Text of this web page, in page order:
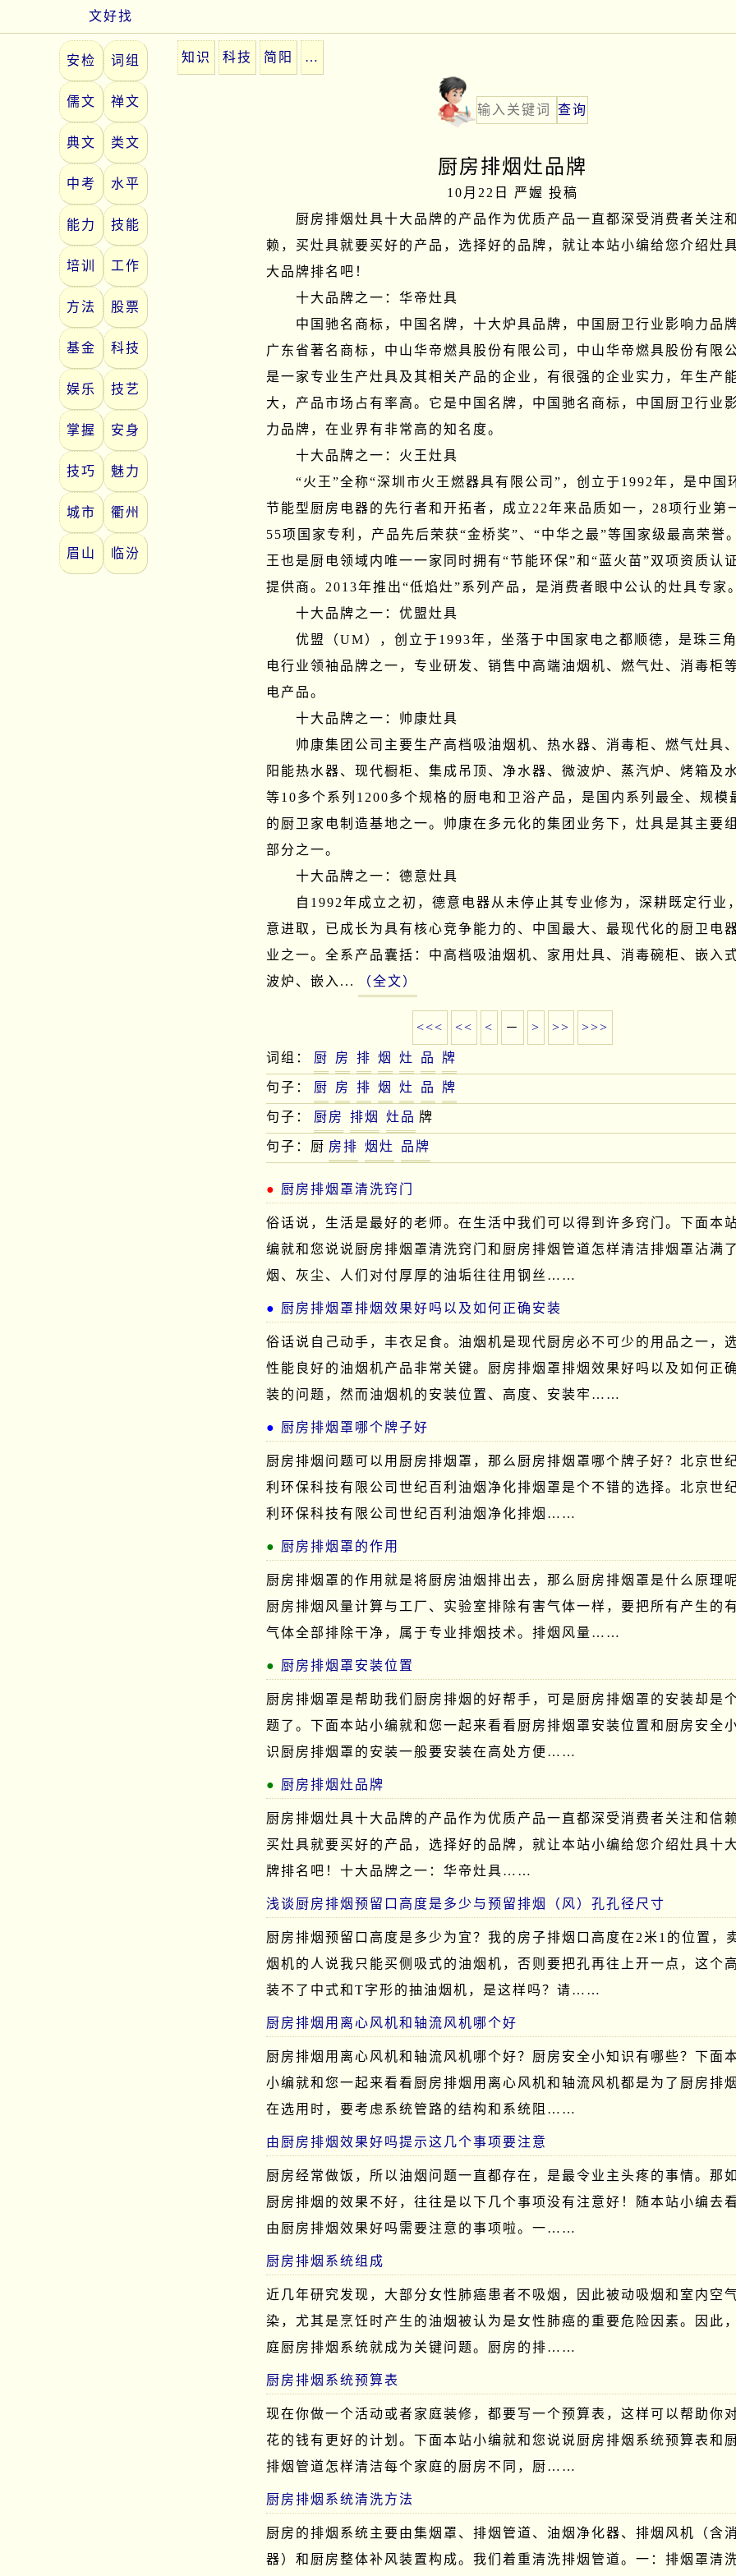
文好找
安检 词组
儒文 禅文
典文 类文
中考 水平
能力 技能
培训 工作
方法 股票
基金 科技
娱乐 技艺
掌握 安身
技巧 魅力
城市 衢州
眉山 临汾
知识 科技 简阳 …
厨房排烟灶品牌
10月22日 严媉 投稿
厨房排烟灶具十大品牌的产品作为优质产品一直都深受消费者关注
赖，买灶具就要买好的产品，选择好的品牌，就让本站小编给您介绍灶
大品牌排名吧！
十大品牌之一：华帝灶具
中国驰名商标，中国名牌，十大炉具品牌，中国厨卫行业影响力品牌
广东省著名商标，中山华帝燃具股份有限公司，中山华帝燃具股份有限
是一家专业生产灶具及其相关产品的企业，有很强的企业实力，年生产
大，产品市场占有率高。它是中国名牌，中国驰名商标，中国厨卫行业
力品牌，在业界有非常高的知名度。
十大品牌之一：火王灶具
“火王”全称“深圳市火王燃器具有限公司”，创立于1992年，是中国
节能型厨房电器的先行者和开拓者，成立22年来品质如一，28项行业第
55项国家专利，产品先后荣获“金桥奖”、“中华之最”等国家级最高荣誉
王也是厨电领域内唯一一家同时拥有“节能环保”和“蓝火苗”双项资质认
提供商。2013年推出“低焰灶”系列产品，是消费者眼中公认的灶具专家。
十大品牌之一：优盟灶具
优盟（UM），创立于1993年，坐落于中国家电之都顺德，是珠三
电行业领袖品牌之一，专业研发、销售中高端油烟机、燃气灶、消毒柜
电产品。
十大品牌之一：帅康灶具
帅康集团公司主要生产高档吸油烟机、热水器、消毒柜、燃气灶具
阳能热水器、现代橱柜、集成吊顶、净水器、微波炉、蒸汽炉、烤箱及
等10多个系列1200多个规格的厨电和卫浴产品，是国内系列最全、规模
的厨卫家电制造基地之一。帅康在多元化的集团业务下，灶具是其主要
部分之一。
十大品牌之一：德意灶具
自1992年成立之初，德意电器从未停止其专业修为，深耕既定行业
意进取，已成长为具有核心竞争能力的、中国最大、最现代化的厨卫电
业之一。全系产品囊括：中高档吸油烟机、家用灶具、消毒碗柜、嵌入
波炉、嵌入...
（全文）
<<< << < － > >> >>>
词组： 厨 房 排 烟 灶 品 牌
句子： 厨 房 排 烟 灶 品 牌
句子： 厨房 排烟 灶品 牌
句子：厨 房排 烟灶 品牌
厨房排烟罩清洗窍门
俗话说，生活是最好的老师。在生活中我们可以得到许多窍门。下面本
编就和您说说厨房排烟罩清洗窍门和厨房排烟管道怎样清洁排烟罩沾满
烟、灰尘、人们对付厚厚的油垢往往用钢丝……
厨房排烟罩排烟效果好吗以及如何正确安装
俗话说自己动手，丰衣足食。油烟机是现代厨房必不可少的用品之一，
性能良好的油烟机产品非常关键。厨房排烟罩排烟效果好吗以及如何正
装的问题，然而油烟机的安装位置、高度、安装牢……
厨房排烟罩哪个牌子好
厨房排烟问题可以用厨房排烟罩，那么厨房排烟罩哪个牌子好？北京世
利环保科技有限公司世纪百利油烟净化排烟罩是个不错的选择。北京世
利环保科技有限公司世纪百利油烟净化排烟……
厨房排烟罩的作用
厨房排烟罩的作用就是将厨房油烟排出去，那么厨房排烟罩是什么原理呢
厨房排烟风量计算与工厂、实验室排除有害气体一样，要把所有产生的
气体全部排除干净，属于专业排烟技术。排烟风量……
厨房排烟罩安装位置
厨房排烟罩是帮助我们厨房排烟的好帮手，可是厨房排烟罩的安装却是
题了。下面本站小编就和您一起来看看厨房排烟罩安装位置和厨房安全
识厨房排烟罩的安装一般要安装在高处方便……
厨房排烟灶品牌
厨房排烟灶具十大品牌的产品作为优质产品一直都深受消费者关注和信赖
买灶具就要买好的产品，选择好的品牌，就让本站小编给您介绍灶具十
牌排名吧！十大品牌之一：华帝灶具……
浅谈厨房排烟预留口高度是多少与预留排烟（风）孔孔径尺寸
厨房排烟预留口高度是多少为宜？我的房子排烟口高度在2米1的位置，
烟机的人说我只能买侧吸式的油烟机，否则要把孔再往上开一点，这个
装不了中式和T字形的抽油烟机，是这样吗？请……
厨房排烟用离心风机和轴流风机哪个好
厨房排烟用离心风机和轴流风机哪个好？厨房安全小知识有哪些？下面
小编就和您一起来看看厨房排烟用离心风机和轴流风机都是为了厨房排烟
在选用时，要考虑系统管路的结构和系统阻……
由厨房排烟效果好吗提示这几个事项要注意
厨房经常做饭，所以油烟问题一直都存在，是最令业主头疼的事情。那
厨房排烟的效果不好，往往是以下几个事项没有注意好！随本站小编去
由厨房排烟效果好吗需要注意的事项啦。一……
厨房排烟系统组成
近几年研究发现，大部分女性肺癌患者不吸烟，因此被动吸烟和室内空
染，尤其是烹饪时产生的油烟被认为是女性肺癌的重要危险因素。因此
庭厨房排烟系统就成为关键问题。厨房的排……
厨房排烟系统预算表
现在你做一个活动或者家庭装修，都要写一个预算表，这样可以帮助你
花的钱有更好的计划。下面本站小编就和您说说厨房排烟系统预算表和
排烟管道怎样清洁每个家庭的厨房不同，厨……
厨房排烟系统清洗方法
厨房的排烟系统主要由集烟罩、排烟管道、油烟净化器、排烟风机（含
器）和厨房整体补风装置构成。我们着重清洗排烟管道。一：排烟罩清